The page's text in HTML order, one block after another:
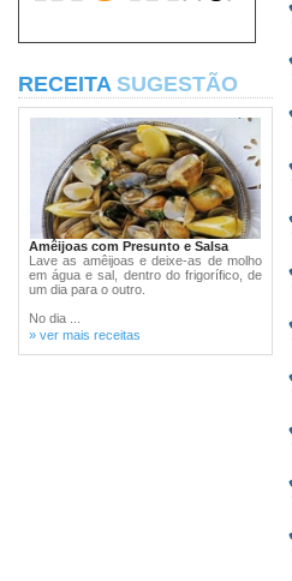
RECEITA SUGESTÃO
Amêijoas com Presunto e Salsa
Lave as amêijoas e deixe-as de molho
em água e sal, dentro do frigorífico, de
um dia para o outro.
No dia ...
» ver mais receitas